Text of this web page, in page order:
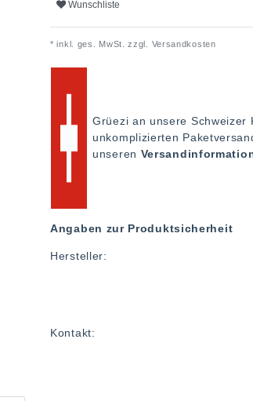
Wunschliste
* inkl. ges. MwSt. zzgl. Versandkosten
Grüezi an unsere Schweizer
unkomplizierten
unseren
Angaben zur Produktsicherheit
Hersteller:
Kontakt: